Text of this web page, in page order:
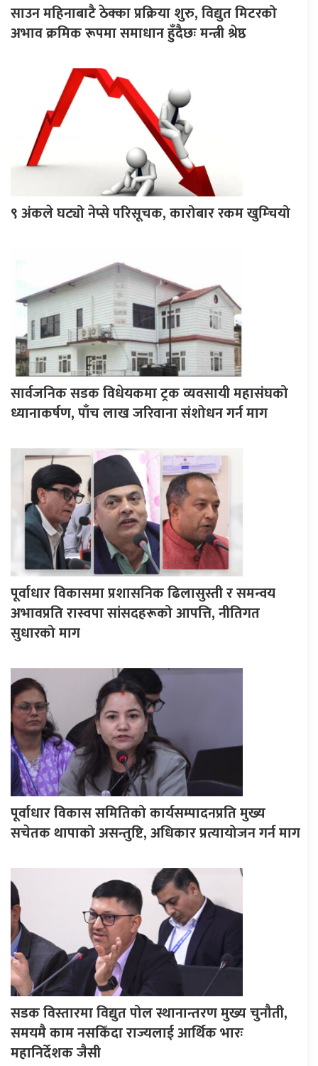
साउन महिनाबाटै ठेक्का प्रक्रिया शुरु, विद्युत मिटरको
अभाव क्रमिक रूपमा समाधान हुँदैछः मन्त्री श्रेष्ठ
९ अंकले घट्यो नेप्से परिसूचक, कारोबार रकम खुम्चियो
सार्वजनिक सडक विधेयकमा ट्रक व्यवसायी महासंघको
ध्यानाकर्षण, पाँच लाख जरिवाना संशोधन गर्न माग
पूर्वाधार विकासमा प्रशासनिक ढिलासुस्ती र समन्वय
अभावप्रति रास्वपा सांसदहरूको आपत्ति, नीतिगत
सुधारको माग
पूर्वाधार विकास समितिको कार्यसम्पादनप्रति मुख्य
सचेतक थापाको असन्तुष्टि, अधिकार प्रत्यायोजन गर्न माग
सडक विस्तारमा विद्युत पोल स्थानान्तरण मुख्य चुनौती,
समयमै काम नसकिँदा राज्यलाई आर्थिक भारः
महानिर्देशक जैसी